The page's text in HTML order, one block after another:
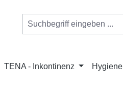
TENA - Inkontinenz Hygiene